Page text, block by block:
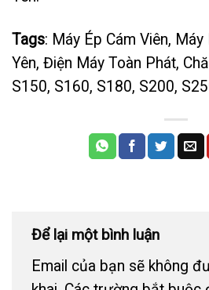
Tags: Máy Ép Cám Viên,
Yên, Điện Máy Toàn Phát,
S150, S160, S180, S200,
Để lại một bình luận
Email của bạn sẽ không